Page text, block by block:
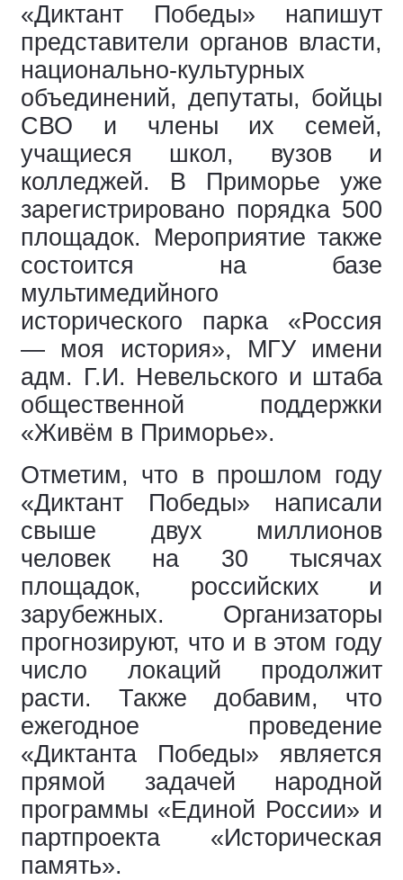
«Диктант Победы» напишут
представители органов власти,
национально-культурных
объединений, депутаты, бойцы
СВО и члены их семей,
учащиеся школ, вузов и
колледжей. В Приморье уже
зарегистрировано порядка 500
площадок. Мероприятие также
состоится на базе
мультимедийного
исторического парка «Россия
— моя история», МГУ имени
адм. Г.И. Невельского и штаба
общественной поддержки
«Живём в Приморье».
Отметим, что в прошлом году
«Диктант Победы» написали
свыше двух миллионов
человек на 30 тысячах
площадок, российских и
зарубежных. Организаторы
прогнозируют, что и в этом году
число локаций продолжит
расти. Также добавим, что
ежегодное проведение
«Диктанта Победы» является
прямой задачей народной
программы «Единой России» и
партпроекта «Историческая
память».